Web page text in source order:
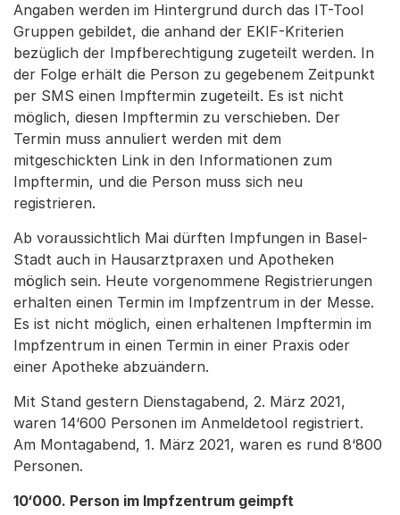
Angaben werden im Hintergrund durch das IT-Tool
Gruppen gebildet, die anhand der EKIF-Kriterien
bezüglich der Impfberechtigung zugeteilt werden. In
der Folge erhält die Person zu gegebenem Zeitpunkt
per SMS einen Impftermin zugeteilt. Es ist nicht
möglich, diesen Impftermin zu verschieben. Der
Termin muss annuliert werden mit dem
mitgeschickten Link in den Informationen zum
Impftermin, und die Person muss sich neu
registrieren.
Ab voraussichtlich Mai dürften Impfungen in Basel-
Stadt auch in Hausarztpraxen und Apotheken
möglich sein. Heute vorgenommene Registrierungen
erhalten einen Termin im Impfzentrum in der Messe.
Es ist nicht möglich, einen erhaltenen Impftermin im
Impfzentrum in einen Termin in einer Praxis oder
einer Apotheke abzuändern.
Mit Stand gestern Dienstagabend, 2. März 2021,
waren 14‘600 Personen im Anmeldetool registriert.
Am Montagabend, 1. März 2021, waren es rund 8‘800
Personen.
10‘000. Person im Impfzentrum geimpft